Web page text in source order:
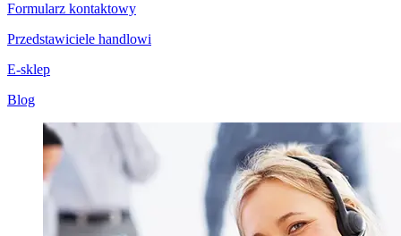
Formularz kontaktowy
Przedstawiciele handlowi
E-sklep
Blog